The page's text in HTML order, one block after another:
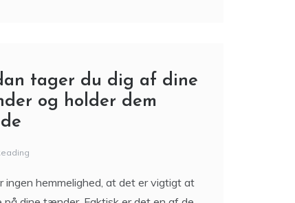
tager du dig af dine
og holder dem
ingen hemmelighed, at det er vigtigt at